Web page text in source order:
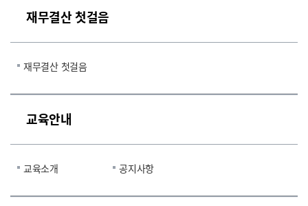
재무결산 첫걸음
재무결산 첫걸음
교육안내
교육소개 공지사항